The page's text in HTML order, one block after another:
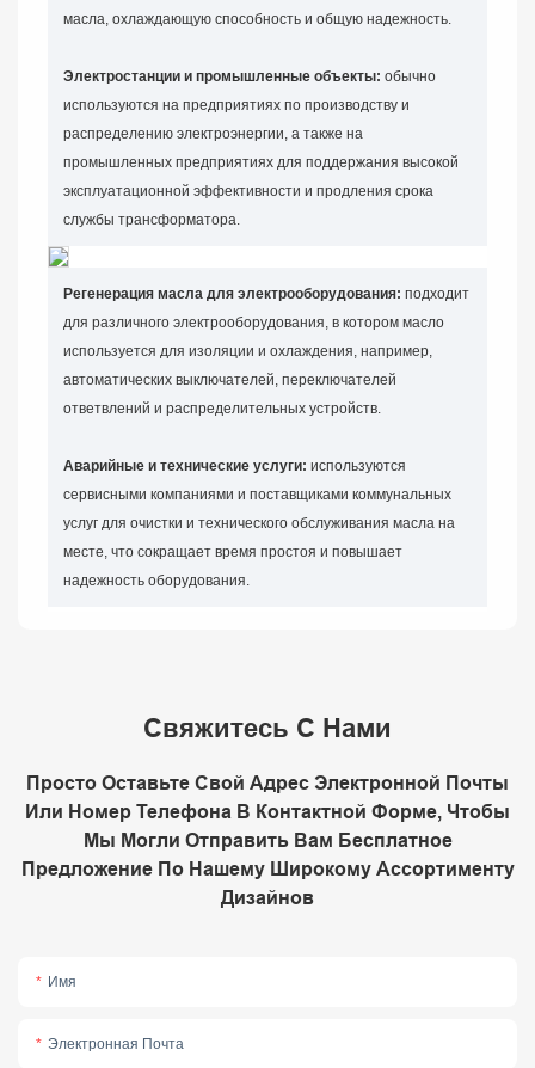
масла, охлаждающую способность и общую надежность.
Электростанции и промышленные объекты: обычно
используются на предприятиях по производству и
распределению электроэнергии, а также на
промышленных предприятиях для поддержания высокой
эксплуатационной эффективности и продления срока
службы трансформатора.
Регенерация масла для электрооборудования: подходит
для различного электрооборудования, в котором масло
используется для изоляции и охлаждения, например,
автоматических выключателей, переключателей
ответвлений и распределительных устройств.
Аварийные и технические услуги: используются
сервисными компаниями и поставщиками коммунальных
услуг для очистки и технического обслуживания масла на
месте, что сокращает время простоя и повышает
надежность оборудования.
Свяжитесь С Нами
Просто Оставьте Свой Адрес Электронной Почты
Или Номер Телефона В Контактной Форме, Чтобы
Мы Могли Отправить Вам Бесплатное
Предложение По Нашему Широкому Ассортименту
Дизайнов
Имя
Электронная Почта